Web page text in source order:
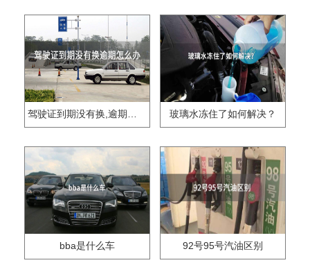
驾驶证到期没有换,逾期怎么办?? 玻璃水冻住了如何解决？
bba是什么车 92号95号汽油区别